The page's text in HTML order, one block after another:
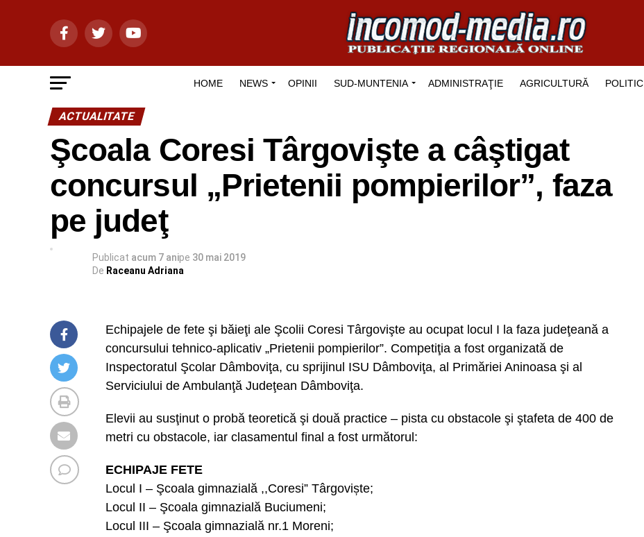
HOME NEWS OPINII SUD-MUNTENIA ADMINISTRAŢIE AGRICULTURĂ POLITIC
ACTUALITATE
Şcoala Coresi Târgovişte a câştigat
concursul „Prietenii pompierilor”, faza
pe judeţ
Publicat acum 7 anipe 30 mai 2019
De Raceanu Adriana
Echipajele de fete şi băieţi ale Şcolii Coresi Târgovişte au ocupat locul I la faza judeţeană a
concursului tehnico-aplicativ „Prietenii pompierilor”. Competiţia a fost organizată de
Inspectoratul Şcolar Dâmboviţa, cu sprijinul ISU Dâmboviţa, al Primăriei Aninoasa şi al
Serviciului de Ambulanţă Judeţean Dâmboviţa.
Elevii au susţinut o probă teoretică şi două practice – pista cu obstacole şi ştafeta de 400 de
metri cu obstacole, iar clasamentul final a fost următorul:
ECHIPAJE FETE
Locul I – Şcoala gimnazială ,,Coresi” Târgoviște;
Locul II – Şcoala gimnazială Buciumeni;
Locul III – Şcoala gimnazială nr.1 Moreni;